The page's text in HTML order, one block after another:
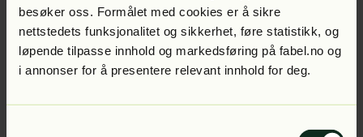
besøker oss. Formålet med cookies er å sikre
nettstedets funksjonalitet og sikkerhet, føre statistikk, og
løpende tilpasse innhold og markedsføring på fabel.no og
i annonser for å presentere relevant innhold for deg.